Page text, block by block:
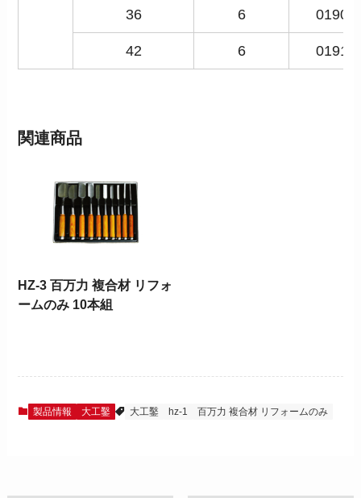
36 6
42 6
関連商品
HZ-3 百万力 複合材 リフォ
ームのみ 10本組
製品情報 大工鑿 大工鑿 hz-1 百万力 複合材 リフォームのみ